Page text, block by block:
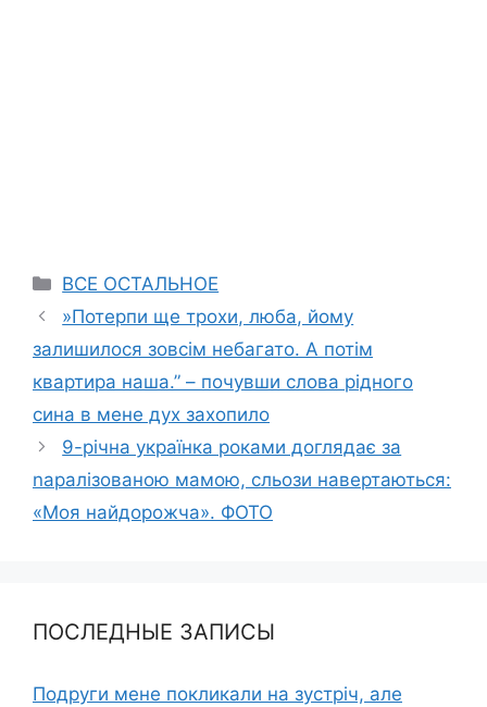
Categories
ВСЕ ОСТАЛЬНОЕ
»Потерпи ще трохи, люба, йому
залишилося зовсім небагато. А потім
квартира наша.” – почувши слова рідного
сина в мене дух захопило
9-річна українка роками доглядає за
nаpалізованою мамою, сльози навертаються:
«Моя найдорожча». ФОТО
ПОСЛЕДНЫЕ ЗАПИСЫ
Подруги мене покликали на зустріч, але